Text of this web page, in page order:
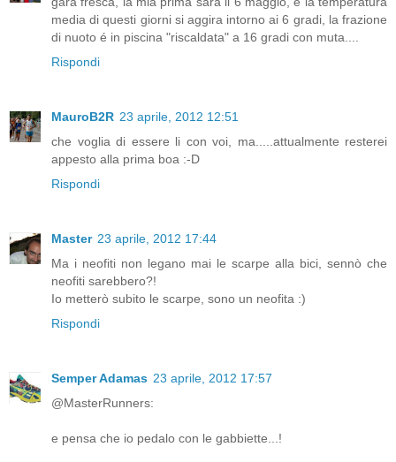
media di questi giorni si aggira intorno ai 6 gradi, la frazione
di nuoto é in piscina "riscaldata" a 16 gradi con muta....
Rispondi
MauroB2R 23 aprile, 2012 12:51
che voglia di essere li con voi, ma.....attualmente resterei
appesto alla prima boa :-D
Rispondi
Master 23 aprile, 2012 17:44
Ma i neofiti non legano mai le scarpe alla bici, sennò che
neofiti sarebbero?!
Io metterò subito le scarpe, sono un neofita :)
Rispondi
Semper Adamas 23 aprile, 2012 17:57
@MasterRunners:
e pensa che io pedalo con le gabbiette...!